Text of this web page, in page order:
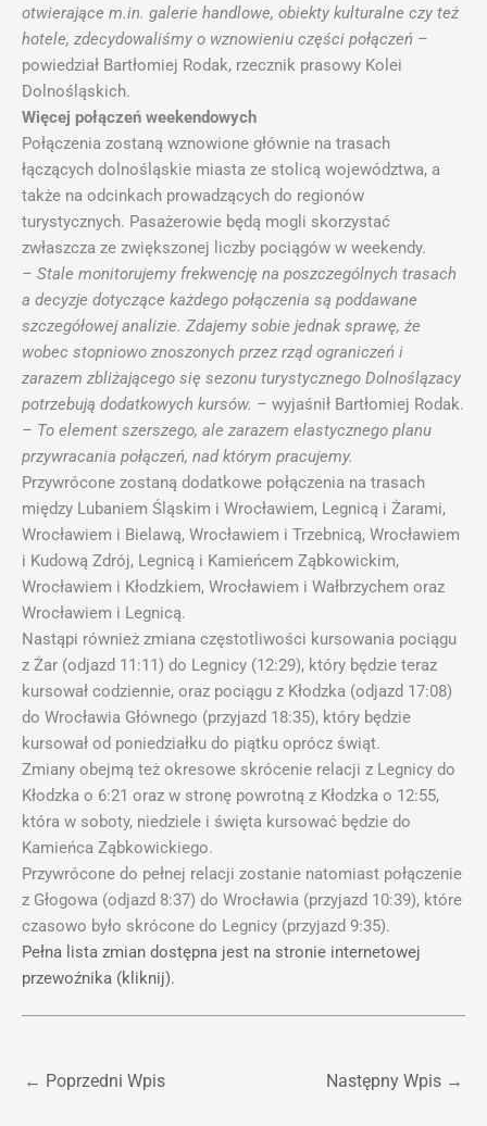
otwierające m.in. galerie handlowe, obiekty kulturalne czy też
hotele, zdecydowaliśmy o wznowieniu części połączeń –
powiedział Bartłomiej Rodak, rzecznik prasowy Kolei
Dolnośląskich.
Więcej połączeń weekendowych
Połączenia zostaną wznowione głównie na trasach
łączących dolnośląskie miasta ze stolicą województwa, a
także na odcinkach prowadzących do regionów
turystycznych. Pasażerowie będą mogli skorzystać
zwłaszcza ze zwiększonej liczby pociągów w weekendy.
– Stale monitorujemy frekwencję na poszczególnych trasach
a decyzje dotyczące każdego połączenia są poddawane
szczegółowej analizie. Zdajemy sobie jednak sprawę, że
wobec stopniowo znoszonych przez rząd ograniczeń i
zarazem zbliżającego się sezonu turystycznego Dolnoślązacy
potrzebują dodatkowych kursów. – wyjaśnił Bartłomiej Rodak.
– To element szerszego, ale zarazem elastycznego planu
przywracania połączeń, nad którym pracujemy.
Przywrócone zostaną dodatkowe połączenia na trasach
między Lubaniem Śląskim i Wrocławiem, Legnicą i Żarami,
Wrocławiem i Bielawą, Wrocławiem i Trzebnicą, Wrocławiem
i Kudową Zdrój, Legnicą i Kamieńcem Ząbkowickim,
Wrocławiem i Kłodzkiem, Wrocławiem i Wałbrzychem oraz
Wrocławiem i Legnicą.
Nastąpi również zmiana częstotliwości kursowania pociągu
z Żar (odjazd 11:11) do Legnicy (12:29), który będzie teraz
kursował codziennie, oraz pociągu z Kłodzka (odjazd 17:08)
do Wrocławia Głównego (przyjazd 18:35), który będzie
kursował od poniedziałku do piątku oprócz świąt.
Zmiany obejmą też okresowe skrócenie relacji z Legnicy do
Kłodzka o 6:21 oraz w stronę powrotną z Kłodzka o 12:55,
która w soboty, niedziele i święta kursować będzie do
Kamieńca Ząbkowickiego.
Przywrócone do pełnej relacji zostanie natomiast połączenie
z Głogowa (odjazd 8:37) do Wrocławia (przyjazd 10:39), które
czasowo było skrócone do Legnicy (przyjazd 9:35).
Pełna lista zmian dostępna jest na stronie internetowej
przewoźnika (kliknij).
← Poprzedni Wpis Następny Wpis →